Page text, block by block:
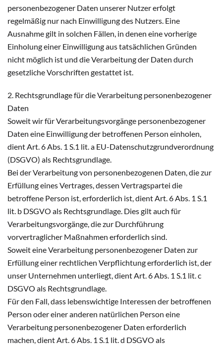
personenbezogener Daten unserer Nutzer erfolgt
regelmäßig nur nach Einwilligung des Nutzers. Eine
Ausnahme gilt in solchen Fällen, in denen eine vorherige
Einholung einer Einwilligung aus tatsächlichen Gründen
nicht möglich ist und die Verarbeitung der Daten durch
gesetzliche Vorschriften gestattet ist.
2. Rechtsgrundlage für die Verarbeitung personenbezogener
Daten
Soweit wir für Verarbeitungsvorgänge personenbezogener
Daten eine Einwilligung der betroffenen Person einholen,
dient Art. 6 Abs. 1 S.1 lit. a EU-Datenschutzgrundverordnung
(DSGVO) als Rechtsgrundlage.
Bei der Verarbeitung von personenbezogenen Daten, die zur
Erfüllung eines Vertrages, dessen Vertragspartei die
betroffene Person ist, erforderlich ist, dient Art. 6 Abs. 1 S.1
lit. b DSGVO als Rechtsgrundlage. Dies gilt auch für
Verarbeitungsvorgänge, die zur Durchführung
vorvertraglicher Maßnahmen erforderlich sind.
Soweit eine Verarbeitung personenbezogener Daten zur
Erfüllung einer rechtlichen Verpflichtung erforderlich ist, der
unser Unternehmen unterliegt, dient Art. 6 Abs. 1 S.1 lit. c
DSGVO als Rechtsgrundlage.
Für den Fall, dass lebenswichtige Interessen der betroffenen
Person oder einer anderen natürlichen Person eine
Verarbeitung personenbezogener Daten erforderlich
machen, dient Art. 6 Abs. 1 S.1 lit. d DSGVO als